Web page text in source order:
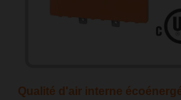
Qualité d'air interne